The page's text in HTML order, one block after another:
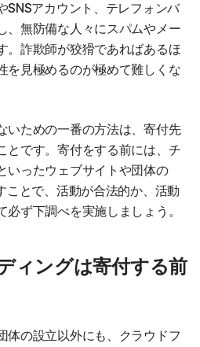
SNSアカウント、テレフォンバ
、無防備な人々にスパムやメー
。詐欺師が狡猾であればあるほ
を見極めるのが極めて難しくな
いための一番の方法は、寄付先
とです。寄付をする前には、チ
いったウェブサイトや団体の
ことで、活動が合法的か、活動
ず下調べを実施しましょう。
ィングは寄付する前
体の設立以外にも、クラウドフ